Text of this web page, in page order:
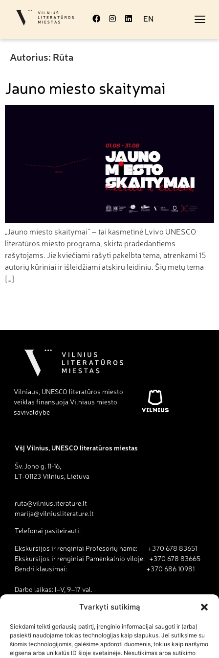
Tvarkyti sutikimą
Siekdami teikti geriausią patirtį, įrenginio informacijai saugoti ir (arba)
pasiekti naudojame tokias technologijas kaip slapukus. Jei sutiksime su
šiomis technologijomis, galėsime apdoroti duomenis, tokius kaip naršymo
elgsena arba unikalūs ID šioje svetainėje. Nesutikimas arba sutikimo
EN
Autorius: Rūta
Jauno miesto skaitymai
„Jauno miesto skaitymai“ – tai kasmetinė Lvivo UNESCO
literatūros miesto programa, skirta pradedantiems
rašytojams. Jie kviečiami rašyti pakelbta tema, atrenkami 15
autorių kūriniai ir išleidžiami atskiru leidiniu. Šių metų tema
[…]
Vilniaus, UNESCO literatūros miesto
veiklas finansuoja Vilniaus miesto
savivaldybė
VšĮ Vilnius, UNESCO literatūros miestas
Šv. Jono g. 11-16,
LT-01123 Vilnius, Lietuva
ruta@vilniusliterature.lt
marija@vilniusliterature.lt
Telefonai pasiteirauti:
Ekskursijos ir renginiai Profesorių name: +370 678 83651
Ekskursijos ir renginiai Pamėnkalnio viloje: +370 678 83665
Bendri klausimai: +370 686 10981
Darbo laikas: I–V, 9–17 val.
Kodėl Vilnius yra literatūros miestas?
Kontaktai
Dokumentai